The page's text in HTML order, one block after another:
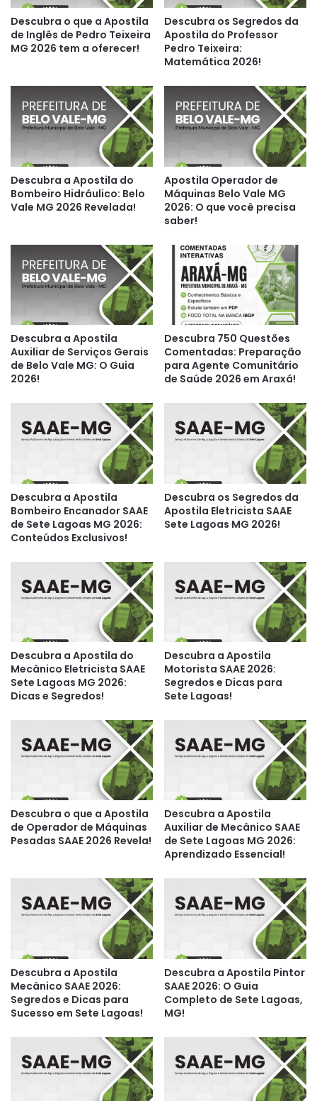
Descubra o que a Apostila
de Inglês de Pedro Teixeira
MG 2026 tem a oferecer!
Descubra os Segredos da
Apostila do Professor
Pedro Teixeira:
Matemática 2026!
Descubra a Apostila do
Bombeiro Hidráulico: Belo
Vale MG 2026 Revelada!
Apostila Operador de
Máquinas Belo Vale MG
2026: O que você precisa
saber!
Descubra a Apostila
Auxiliar de Serviços Gerais
de Belo Vale MG: O Guia
2026!
Descubra 750 Questões
Comentadas: Preparação
para Agente Comunitário
de Saúde 2026 em Araxá!
Descubra a Apostila
Bombeiro Encanador SAAE
de Sete Lagoas MG 2026:
Conteúdos Exclusivos!
Descubra os Segredos da
Apostila Eletricista SAAE
Sete Lagoas MG 2026!
Descubra a Apostila do
Mecânico Eletricista SAAE
Sete Lagoas MG 2026:
Dicas e Segredos!
Descubra a Apostila
Motorista SAAE 2026:
Segredos e Dicas para
Sete Lagoas!
Descubra o que a Apostila
de Operador de Máquinas
Pesadas SAAE 2026 Revela!
Descubra a Apostila
Auxiliar de Mecânico SAAE
de Sete Lagoas MG 2026:
Aprendizado Essencial!
Descubra a Apostila
Mecânico SAAE 2026:
Segredos e Dicas para
Sucesso em Sete Lagoas!
Descubra a Apostila Pintor
SAAE 2026: O Guia
Completo de Sete Lagoas,
MG!